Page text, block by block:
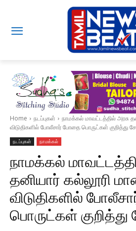
Home நடப்புகள்
நாமக்கல் மாவட்டத்தில் அரசு
விடுதிகளில் போலீசார் போதை பொருட்கள் குறித்து
நடப்புகள் நாமக்கல்
நாமக்கல்
தனியார் கல்லூரி
விடுதிகளில்
பொருட்கள்